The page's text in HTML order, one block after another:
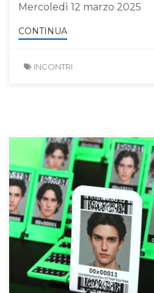
Mercoledì 12 marzo 2025
CONTINUA
INCONTRI